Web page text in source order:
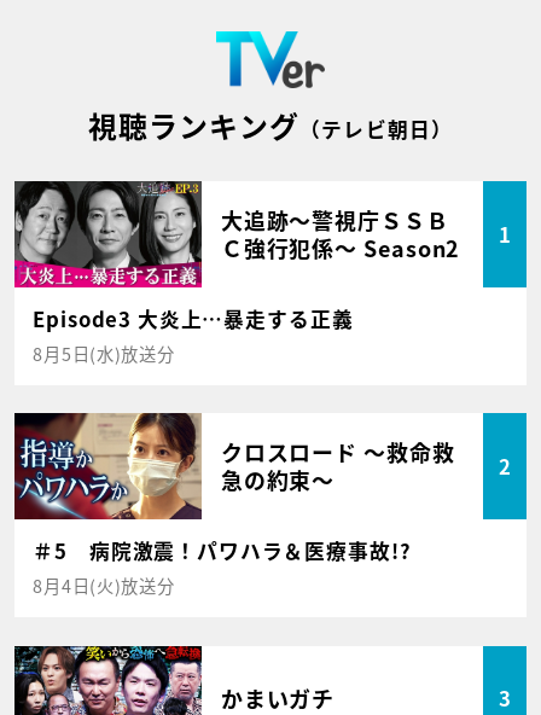
視聴ランキング （テレビ朝日）
大追跡～警視庁ＳＳＢ
Ｃ強行犯係～ Season2
1
Episode3 大炎上…暴走する正義
8月5日(水)放送分
クロスロード ～救命救
急の約束～
2
＃5 病院激震！パワハラ＆医療事故!?
8月4日(火)放送分
かまいガチ 3